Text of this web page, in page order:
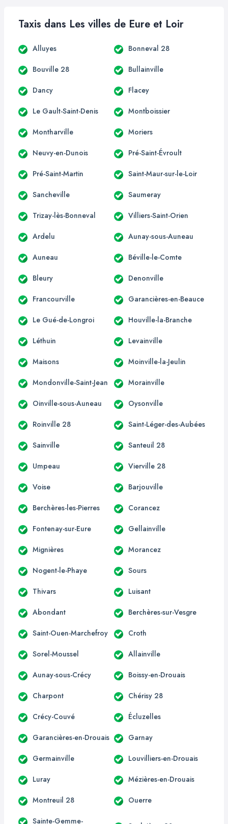
Taxis dans Les villes de Eure et Loir
Alluyes Bonneval 28
Bouville 28 Bullainville
Dancy Flacey
Le Gault-Saint-Denis Montboissier
Montharville Moriers
Neuvy-en-Dunois Pré-Saint-Évroult
Pré-Saint-Martin Saint-Maur-sur-le-Loir
Sancheville Saumeray
Trizay-lès-Bonneval Villiers-Saint-Orien
Ardelu Aunay-sous-Auneau
Auneau Béville-le-Comte
Bleury Denonville
Francourville Garancières-en-Beauce
Le Gué-de-Longroi Houville-la-Branche
Léthuin Levainville
Maisons Moinville-la-Jeulin
Mondonville-Saint-Jean Morainville
Oinville-sous-Auneau Oysonville
Roinville 28 Saint-Léger-des-Aubées
Sainville Santeuil 28
Umpeau Vierville 28
Voise Barjouville
Berchères-les-Pierres Corancez
Fontenay-sur-Eure Gellainville
Mignières Morancez
Nogent-le-Phaye Sours
Thivars Luisant
Abondant Berchères-sur-Vesgre
Saint-Ouen-Marchefroy Croth
Sorel-Moussel Allainville
Aunay-sous-Crécy Boissy-en-Drouais
Charpont Chérisy 28
Crécy-Couvé Écluzelles
Garancières-en-Drouais Garnay
Germainville Louvilliers-en-Drouais
Luray Mézières-en-Drouais
Montreuil 28 Ouerre
Sainte-Gemme-